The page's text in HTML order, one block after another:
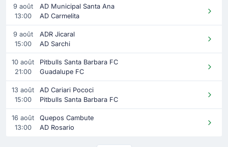
9 août
13:00
AD Municipal Santa Ana
AD Carmelita
9 août
15:00
ADR Jicaral
AD Sarchi
10 août
21:00
Pitbulls Santa Barbara FC
Guadalupe FC
13 août
15:00
AD Cariari Pococi
Pitbulls Santa Barbara FC
16 août
13:00
Quepos Cambute
AD Rosario